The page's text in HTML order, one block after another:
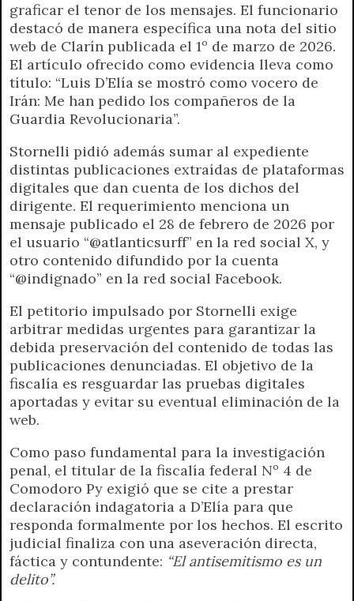
graficar el tenor de los mensajes. El funcionario
destacó de manera específica una nota del sitio
web de Clarín publicada el 1º de marzo de 2026.
El artículo ofrecido como evidencia lleva como
título: “Luis D’Elía se mostró como vocero de
Irán: Me han pedido los compañeros de la
Guardia Revolucionaria”.
Stornelli pidió además sumar al expediente
distintas publicaciones extraídas de plataformas
digitales que dan cuenta de los dichos del
dirigente. El requerimiento menciona un
mensaje publicado el 28 de febrero de 2026 por
el usuario “@atlanticsurff” en la red social X, y
otro contenido difundido por la cuenta
“@indignado” en la red social Facebook.
El petitorio impulsado por Stornelli exige
arbitrar medidas urgentes para garantizar la
debida preservación del contenido de todas las
publicaciones denunciadas. El objetivo de la
fiscalía es resguardar las pruebas digitales
aportadas y evitar su eventual eliminación de la
web.
Como paso fundamental para la investigación
penal, el titular de la fiscalía federal Nº 4 de
Comodoro Py exigió que se cite a prestar
declaración indagatoria a D’Elía para que
responda formalmente por los hechos. El escrito
judicial finaliza con una aseveración directa,
fáctica y contundente: “El antisemitismo es un
delito”.